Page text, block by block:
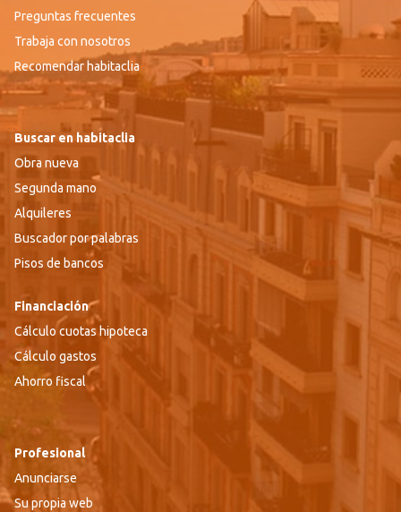
Preguntas frecuentes
Trabaja con nosotros
Recomendar habitaclia
Buscar en habitaclia
Obra nueva
Segunda mano
Alquileres
Buscador por palabras
Pisos de bancos
Financiación
Cálculo cuotas hipoteca
Cálculo gastos
Ahorro fiscal
Profesional
Anunciarse
Su propia web